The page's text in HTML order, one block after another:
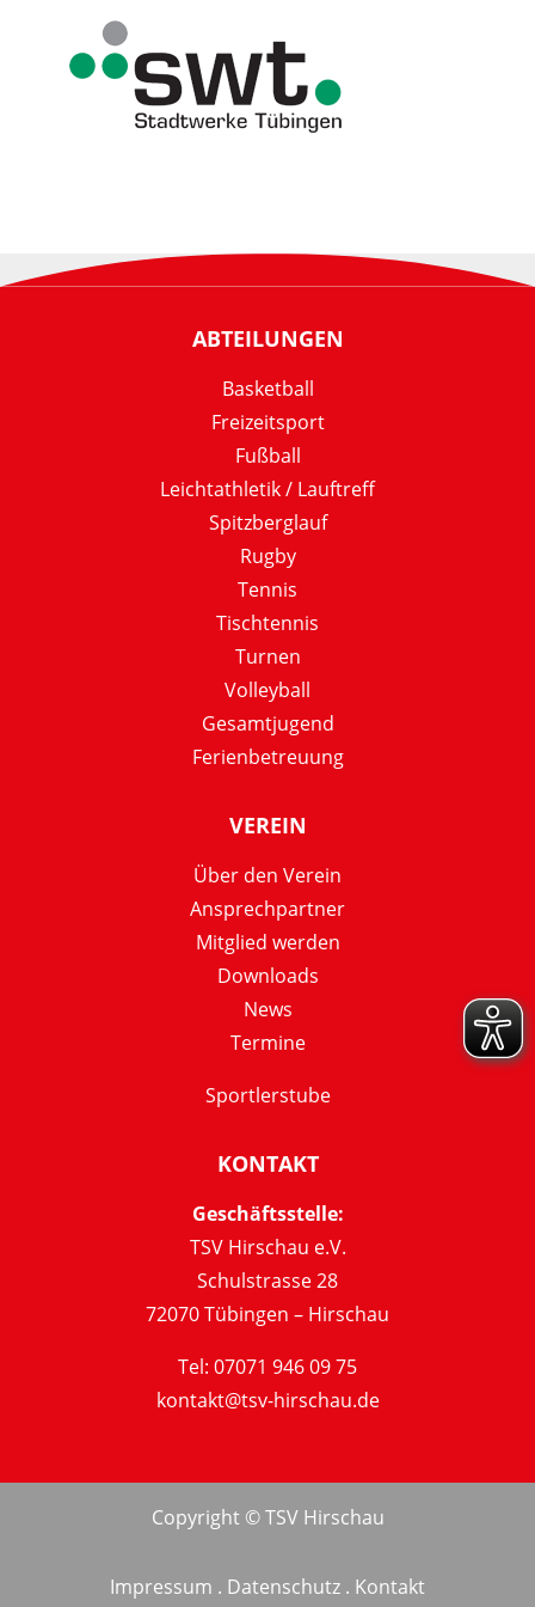
ABTEILUNGEN
Basketball
Freizeitsport
Fußball
Leichtathletik / Lauftreff
Spitzberglauf
Rugby
Tennis
Tischtennis
Turnen
Volleyball
Gesamtjugend
Ferienbetreuung
VEREIN
Über den Verein
Ansprechpartner
Mitglied werden
Downloads
News
Termine
Sportlerstube
KONTAKT
Geschäftsstelle:
TSV Hirschau e.V.
Schulstrasse 28
72070 Tübingen – Hirschau
Tel: 07071 946 09 75
kontakt@tsv-hirschau.de
Copyright © TSV Hirschau
Impressum . Datenschutz . Kontakt